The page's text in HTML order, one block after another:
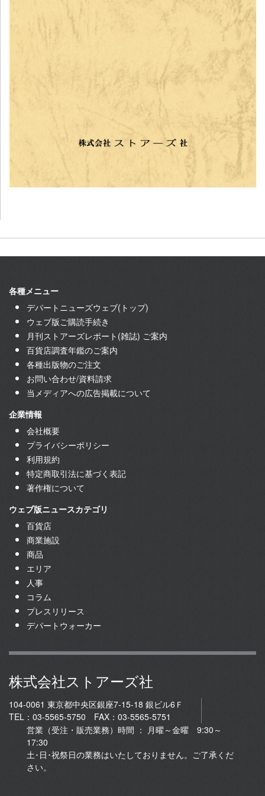
各種メニュー
デパートニューズウェブ(トップ)
ウェブ版ご購読手続き
月刊ストアーズレポート(雑誌) ご案内
百貨店調査年鑑のご案内
各種出版物のご注文
お問い合わせ/資料請求
当メディアへの広告掲載について
企業情報
会社概要
プライバシーポリシー
利用規約
特定商取引法に基づく表記
著作権について
ウェブ版ニュースカテゴリ
百貨店
商業施設
商品
エリア
人事
コラム
プレスリリース
デパートウォーカー
株式会社ストアーズ社
104-0061 東京都中央区銀座7-15-18 銀ビル6Ｆ
TEL：03-5565-5750 FAX：03-5565-5751
営業（受注・販売業務）時間 ： 月曜～金曜 9:30～
17:30
土･日･祝祭日の業務はいたしておりません。ご了承くだ
さい。